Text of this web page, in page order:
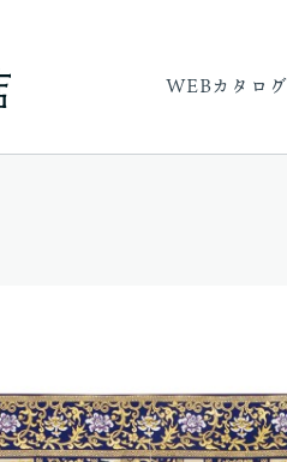
WEBカタログ